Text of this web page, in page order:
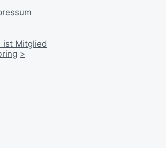
ist Mitglied
>